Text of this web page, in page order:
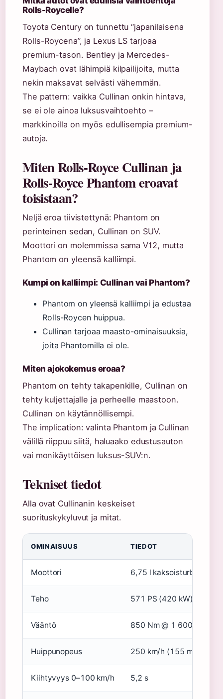
Rolls-Roycelle?
Toyota Century on tunnettu “japanilaisena
Rolls-Roycena”, ja Lexus LS tarjoaa
premium-tason. Bentley ja Mercedes-
Maybach ovat lähimpiä kilpailijoita, mutta
nekin maksavat selvästi vähemmän.
The pattern: vaikka Cullinan onkin hintava,
se ei ole ainoa luksusvaihtoehto –
markkinoilla on myös edullisempia premium-
autoja.
Miten Rolls-Royce Cullinan ja
Rolls-Royce Phantom eroavat
toisistaan?
Neljä eroa tiivistettynä: Phantom on
perinteinen sedan, Cullinan on SUV.
Moottori on molemmissa sama V12, mutta
Phantom on yleensä kalliimpi.
Kumpi on kalliimpi: Cullinan vai Phantom?
Phantom on yleensä kalliimpi ja edustaa
Rolls-Roycen huippua.
Cullinan tarjoaa maasto-ominaisuuksia,
joita Phantomilla ei ole.
Miten ajokokemus eroaa?
Phantom on tehty takapenkille, Cullinan on
tehty kuljettajalle ja perheelle maastoon.
Cullinan on käytännöllisempi.
The implication: valinta Phantom ja Cullinan
välillä riippuu siitä, haluaako edustusauton
vai monikäyttöisen luksus-SUV:n.
Tekniset tiedot
Alla ovat Cullinanin keskeiset
suorituskykyluvut ja mitat.
OMINAISUUS TIEDOT
Moottori 6,75 l kaksoisturbo V12
Teho 571 PS (420 kW) @ 5
Vääntö 850 Nm @ 1 600 rpm
Huippunopeus 250 km/h (155 mph)
Kiihtyvyys 0–100 km/h 5,2 s